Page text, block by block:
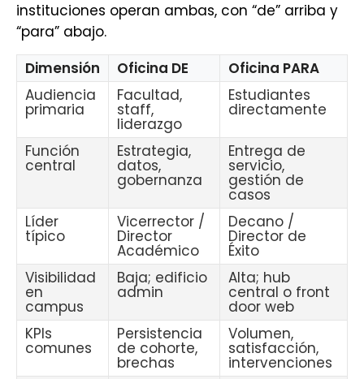
instituciones operan ambas, con “de” arriba y
“para” abajo.
Dimensión
Oficina DE
Oficina PARA
Audiencia
primaria
Facultad,
staff,
liderazgo
Estudiantes
directamente
Función
central
Estrategia,
datos,
gobernanza
Entrega de
servicio,
gestión de
casos
Líder
típico
Vicerrector /
Director
Académico
Decano /
Director de
Éxito
Visibilidad
en
campus
Baja; edificio
admin
Alta; hub
central o front
door web
KPIs
comunes
Persistencia
de cohorte,
brechas
Volumen,
satisfacción,
intervenciones